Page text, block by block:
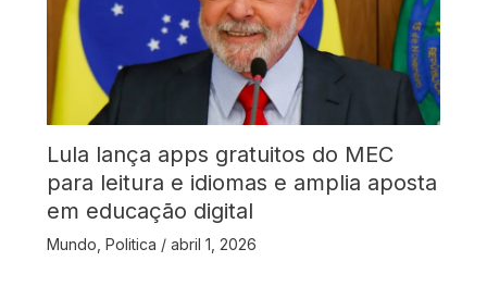
Lula lança apps gratuitos do MEC
para leitura e idiomas e amplia aposta
em educação digital
Mundo Politica / abril 1, 2026